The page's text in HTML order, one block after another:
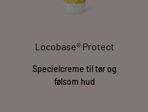
Locobase® Protect
Specielcreme til tør og
følsom hud